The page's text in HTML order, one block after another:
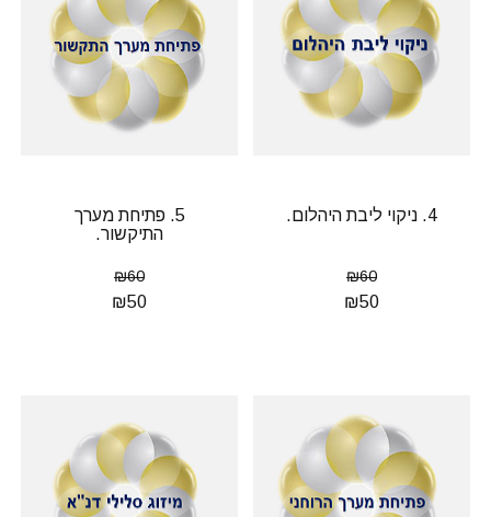
4. ניקוי ליבת היהלום.
₪60
₪50
5. פתיחת מערך
התיקשור.
₪60
₪50